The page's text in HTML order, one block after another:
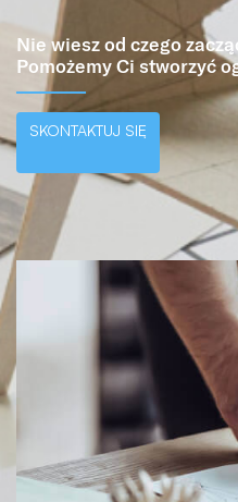
Nie wiesz od czego
Pomożemy Ci stworzyć
SKONTAKTUJ SIĘ